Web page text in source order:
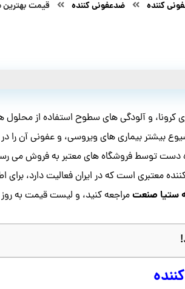
کننده ضدعفونی کننده قیمت بهترین
کرونا، و آلودگی های سطوح استفاده از
بیشتر بیماری های ویروسی، و عفونی آن را
توسط فروشگاه های معتبر به فروش می
است که در ایران فعالیت دارد، برای
ستیا صنعتمراجعه کنید، و لیست قیمت به